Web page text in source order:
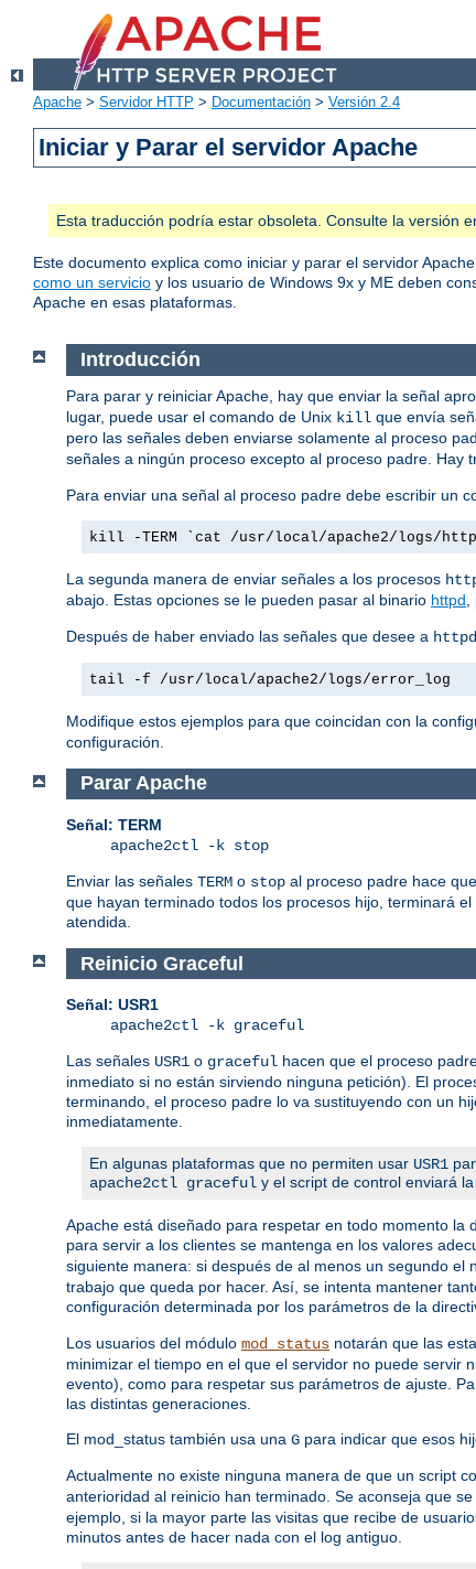
Apache > Servidor HTTP > Documentación > Versión 2.4
Iniciar y Parar el servidor Apache
Esta traducción podría estar obsoleta. Consulte la versión
Este documento explica como iniciar y parar el servidor
como un servicio y los usuario de Windows 9x y ME deben
Apache en esas plataformas.
Introducción
Para parar y reiniciar Apache, hay que enviar la señal
lugar, puede usar el comando de Unix kill que envía
pero las señales deben enviarse solamente al proceso
señales a ningún proceso excepto al proceso padre. Hay
Para enviar una señal al proceso padre debe escribir un
kill -TERM `cat /usr/local/apache2/logs/
La segunda manera de enviar señales a los procesos
abajo. Estas opciones se le pueden pasar al binario httpd
Después de haber enviado las señales que desee a httpd
tail -f /usr/local/apache2/logs/error_log
Modifique estos ejemplos para que coincidan con la
configuración.
Parar Apache
Señal: TERM
apache2ctl -k stop
Enviar las señales TERM o stop al proceso padre hace
que hayan terminado todos los procesos hijo, terminará
atendida.
Reinicio Graceful
Señal: USR1
apache2ctl -k graceful
Las señales USR1 o graceful hacen que el proceso
inmediato si no están sirviendo ninguna petición). El
terminando, el proceso padre lo va sustituyendo con un
inmediatamente.
En algunas plataformas que no permiten usar USR1
apache2ctl graceful y el script de control enviará
Apache está diseñado para respetar en todo momento
para servir a los clientes se mantenga en los valores
siguiente manera: si después de al menos un segundo el
trabajo que queda por hacer. Así, se intenta mantener
configuración determinada por los parámetros de la
Los usuarios del módulo mod_status notarán que las
minimizar el tiempo en el que el servidor no puede servir
evento), como para respetar sus parámetros de ajuste.
las distintas generaciones.
El mod_status también usa una G para indicar que esos
Actualmente no existe ninguna manera de que un script
anterioridad al reinicio han terminado. Se aconseja que
ejemplo, si la mayor parte las visitas que recibe de
minutos antes de hacer nada con el log antiguo.